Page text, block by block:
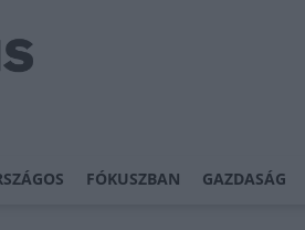
FÓKUSZBAN GAZDASÁG